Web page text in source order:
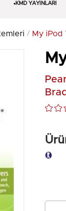
KMD YAYINLARI
My iPod